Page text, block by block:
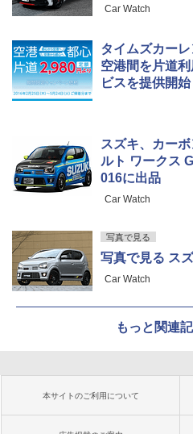
Car Watch
タイムズカー
空港間を片道
ビスを提供開始
スズキ、カー
ルト ワークス
016に出品
Car Watch
写真で見る
写真で見る ス
Car Watch
もっと関連
本サイトのご利用について